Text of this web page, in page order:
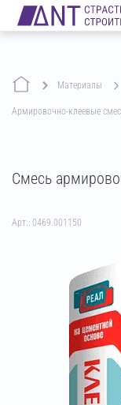
Материалы
армировочно-клеевые
Смесь
Арт.: 0469.001150